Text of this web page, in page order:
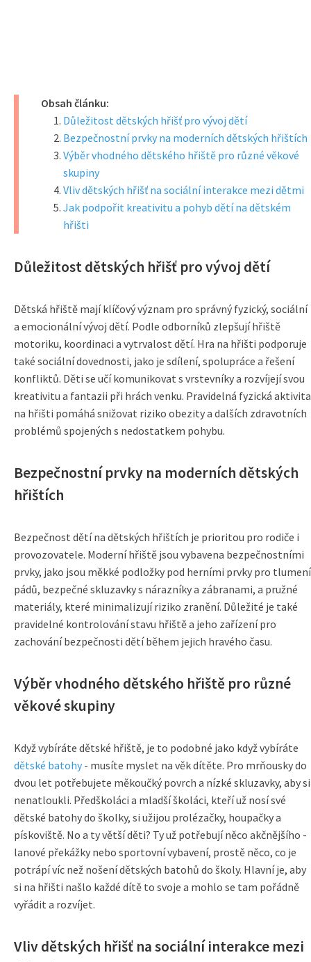
Obsah článku:
Důležitost dětských hřišť pro vývoj dětí
Bezpečnostní prvky na moderních dětských hřištích
Výběr vhodného dětského hřiště pro různé věkové
skupiny
Vliv dětských hřišť na sociální interakce mezi dětmi
Jak podpořit kreativitu a pohyb dětí na dětském
hřišti
Důležitost dětských hřišť pro vývoj dětí
Dětská hřiště mají klíčový význam pro správný fyzický, sociální
a emocionální vývoj dětí. Podle odborníků zlepšují hřiště
motoriku, koordinaci a vytrvalost dětí. Hra na hřišti podporuje
také sociální dovednosti, jako je sdílení, spolupráce a řešení
konfliktů. Děti se učí komunikovat s vrstevníky a rozvíjejí svou
kreativitu a fantazii při hrách venku. Pravidelná fyzická aktivita
na hřišti pomáhá snižovat riziko obezity a dalších zdravotních
problémů spojených s nedostatkem pohybu.
Bezpečnostní prvky na moderních dětských
hřištích
Bezpečnost dětí na dětských hřištích je prioritou pro rodiče i
provozovatele. Moderní hřiště jsou vybavena bezpečnostními
prvky, jako jsou měkké podložky pod herními prvky pro tlumení
pádů, bezpečné skluzavky s nárazníky a zábranami, a pružné
materiály, které minimalizují riziko zranění. Důležité je také
pravidelné kontrolování stavu hřiště a jeho zařízení pro
zachování bezpečnosti dětí během jejich hravého času.
Výběr vhodného dětského hřiště pro různé
věkové skupiny
Když vybíráte dětské hřiště, je to podobné jako když vybíráte
dětské batohy - musíte myslet na věk dítěte. Pro mrňousky do
dvou let potřebujete měkoučký povrch a nízké skluzavky, aby si
nenatloukli. Předškoláci a mladší školáci, kteří už nosí své
dětské batohy do školky, si užijou prolézačky, houpačky a
pískoviště. No a ty větší děti? Ty už potřebují něco akčnějšího -
lanové překážky nebo sportovní vybavení, prostě něco, co je
potrápí víc než nošení dětských batohů do školy. Hlavní je, aby
si na hřišti našlo každé dítě to svoje a mohlo se tam pořádně
vyřádit a rozvíjet.
Vliv dětských hřišť na sociální interakce mezi